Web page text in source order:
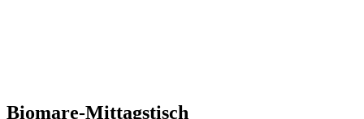
Biomare-Mittagstisch